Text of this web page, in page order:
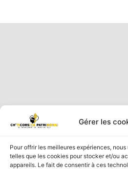
Gérer les
Pour offrir les meilleures expériences,
telles que les cookies pour stocker et/ou
appareils. Le fait de consentir à ces